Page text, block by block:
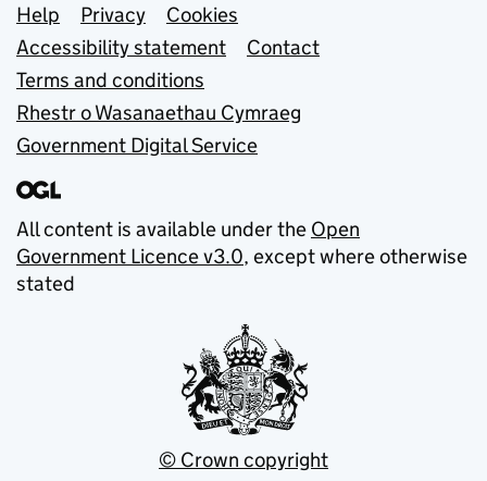
Support links
Help Privacy
Cookies
Accessibility statement
Contact
Terms and conditions
Rhestr o Wasanaethau Cymraeg
Government Digital Service
All content is available under the Open
Government Licence v3.0, except where otherwise
stated
© Crown copyright